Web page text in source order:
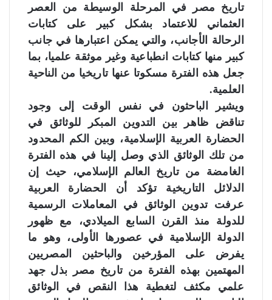
تاريخ مصر في المرحلة الوسيطة من العصر
العثماني للاعتماد بشكل كبير على كتابات
الرحالة الأجانب، والتي يمكن اعتبارها في جانب
كبير منها كتابات انطباعية وغير موثقة علميا، بما
جعل هذه الفترة مسكوتا عنها تاريخيا من الناحية
العلمية.
ويشير الباحثون في نفس الوقت إلى وجود
تناقض ظاهر بين التدوين المبكر للوثائق في
الحضارة العربية الإسلامية، وبين الكم المحدود
من تلك الوثائق الذي وصل إلينا في هذه الفترة
الغامضة من تاريخ العالم الإسلامي، حيث إن
الدلائل التاريخية تؤكد أن الحضارة العربية
عرفت تدوين الوثائق في المعاملات الرسمية
للدولة منذ القرن السابع الميلادي، مع ظهور
الدولة الإسلامية في عصورها الأولى، وهو ما
يفرض على المؤرخين والباحثين المصريين
المهتمين بهذه الفترة من تاريخ مصر بذل جهد
علمي مكثف لتغطية هذا النقص في الوثائق